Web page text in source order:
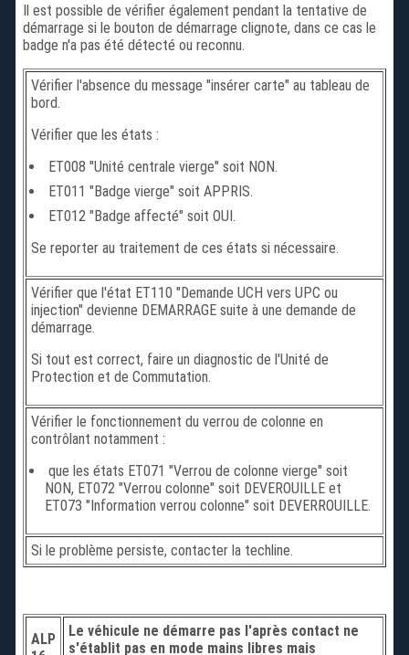
Il est possible de vérifier également pendant la tentative de
démarrage si le bouton de démarrage clignote, dans ce cas le
badge n'a pas été détecté ou reconnu.
Vérifier l'absence du message "insérer carte" au tableau de
bord.
Vérifier que les états :
ET008 "Unité centrale vierge" soit NON.
ET011 "Badge vierge" soit APPRIS.
ET012 "Badge affecté" soit OUI.
Se reporter au traitement de ces états si nécessaire.
Vérifier que l'état ET110 "Demande UCH vers UPC ou
injection" devienne DEMARRAGE suite à une demande de
démarrage.
Si tout est correct, faire un diagnostic de l'Unité de
Protection et de Commutation.
Vérifier le fonctionnement du verrou de colonne en
contrôlant notamment :
que les états ET071 "Verrou de colonne vierge" soit
NON, ET072 "Verrou colonne" soit DEVEROUILLE et
ET073 "Information verrou colonne" soit DEVERROUILLE.
Si le problème persiste, contacter la techline.
ALP
Le véhicule ne démarre pas l'après contact ne
s'établit pas en mode mains libres mais